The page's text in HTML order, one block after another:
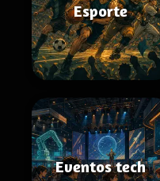
Esporte
Eventos tech